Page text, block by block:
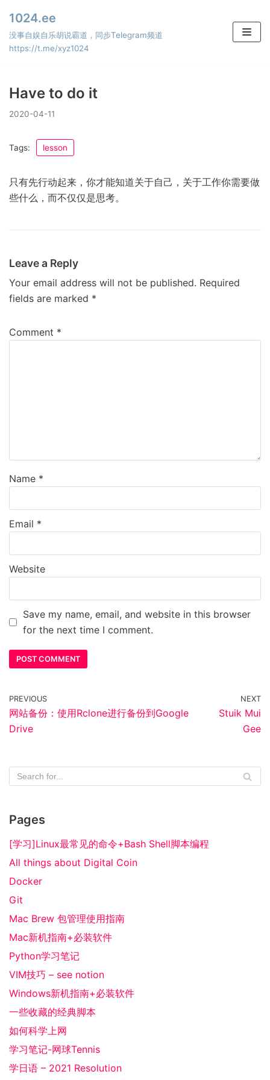
Skip
to
content
1024.ee
没事自娱自乐胡说霸道，同步Telegram频道
https://t.me/xyz1024
Have to do it
2020-04-11
Tags: lesson
只有先行动起来，你才能知道关于自己，关于工作你需要做
些什么，而不仅仅是思考。
Leave a Reply
Your email address will not be published. Required
fields are marked *
Comment *
Name *
Email *
Website
Save my name, email, and website in this browser
for the next time I comment.
PREVIOUS
网站备份：使用Rclone进行备份到Google
Drive
NEXT
Stuik Mui
Gee
Pages
[学习]Linux最常见的命令+Bash Shell脚本编程
All things about Digital Coin
Docker
Git
Mac Brew 包管理使用指南
Mac新机指南+必装软件
Python学习笔记
VIM技巧 – see notion
Windows新机指南+必装软件
一些收藏的经典脚本
如何科学上网
学习笔记-网球Tennis
学日语 – 2021 Resolution